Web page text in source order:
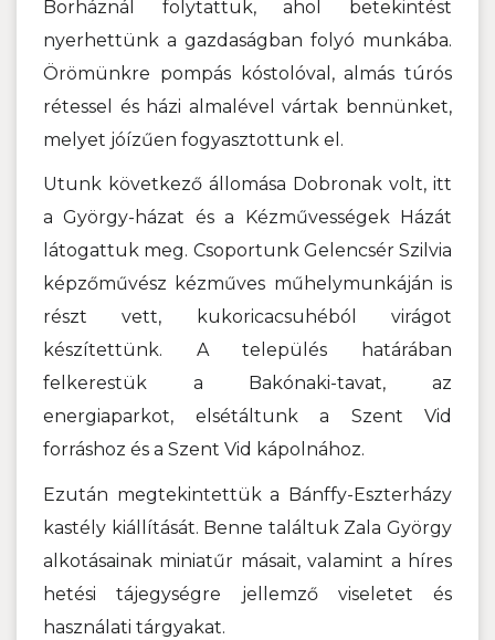
Borháznál folytattuk, ahol betekintést
nyerhettünk a gazdaságban folyó munkába.
Örömünkre pompás kóstolóval, almás túrós
rétessel és házi almalével vártak bennünket,
melyet jóízűen fogyasztottunk el.
Utunk következő állomása Dobronak volt, itt
a György-házat és a Kézművességek Házát
látogattuk meg. Csoportunk Gelencsér Szilvia
képzőművész kézműves műhelymunkáján is
részt vett, kukoricacsuhéból virágot
készítettünk. A település határában
felkerestük a Bakónaki-tavat, az
energiaparkot, elsétáltunk a Szent Vid
forráshoz és a Szent Vid kápolnához.
Ezután megtekintettük a Bánffy-Eszterházy
kastély kiállítását. Benne találtuk Zala György
alkotásainak miniatűr másait, valamint a híres
hetési tájegységre jellemző viseletet és
használati tárgyakat.